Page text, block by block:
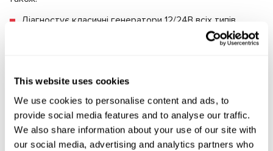
This website uses cookies
We use cookies to personalise content and ads, to
provide social media features and to analyse our traffic.
We also share information about your use of our site with
our social media, advertising and analytics partners who
Діагностує класичні генератори 12/24В всіх типів.
Діагностує регулятори напруги окремо від
інформацією про підключення тестера до регулятора
напруги.
MS016– незамінний помічник у будь-якому СТО або
гаражній майстерні!